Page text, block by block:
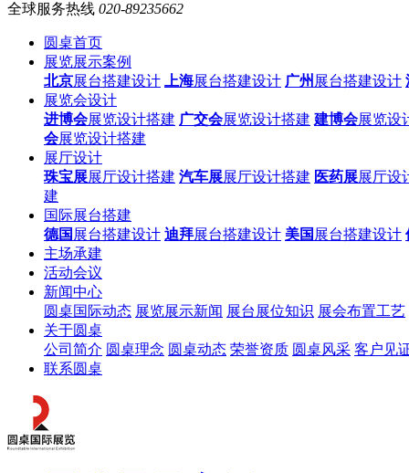
全球服务热线 020-89235662
圆桌首页
展览展示案例
北京展台搭建设计 上海展台搭建设计 广州 展台搭建设计
展览会设计
进博会展览设计搭建 广交会展览设计搭建 建博会展览设
会展览设计搭建
展厅设计
珠宝展展厅设计搭建 汽车展展厅设计搭建 医药展展厅设
建
国际展台搭建
德国 展台搭建设计 迪拜展台搭建设计 美国 展台搭建设计
主场承建
活动会议
新闻中心
圆桌国际动态 展览展示新闻 展台展位知识 展会布置工艺
关于圆桌
公司简介 圆桌理念 圆桌动态 荣誉资质 圆桌风采 客户见
联系圆桌